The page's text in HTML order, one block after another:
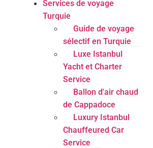
Services de voyage
Turquie
Guide de voyage
sélectif en Turquie
Luxe Istanbul
Yacht et Charter
Service
Ballon d'air chaud
de Cappadoce
Luxury Istanbul
Chauffeured Car
Service